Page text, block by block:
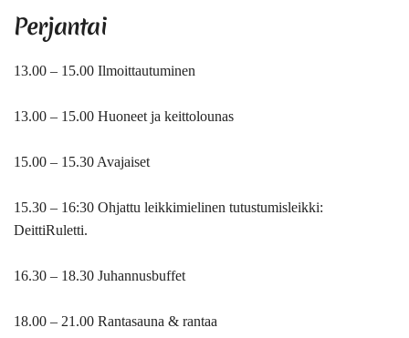
Perjantai
13.00 – 15.00 Ilmoittautuminen
13.00 – 15.00 Huoneet ja keittolounas
15.00 – 15.30 Avajaiset
15.30 – 16:30 Ohjattu leikkimielinen tutustumisleikki:
DeittiRuletti.
16.30 – 18.30 Juhannusbuffet
18.00 – 21.00 Rantasauna & rantaa